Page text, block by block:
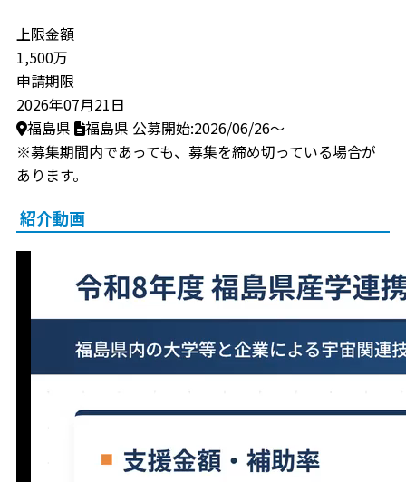
上限金額
1,500万
申請期限
2026年07月21日
福島県
福島県 公募開始:2026/06/26～
※募集期間内であっても、募集を締め切っている場合が
あります。
紹介動画